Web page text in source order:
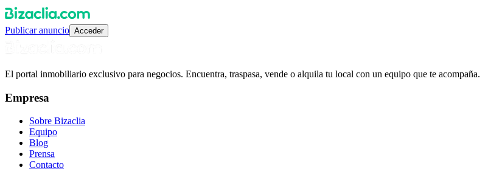
Publicar anuncio Acceder
El portal inmobiliario exclusivo para negocios. Encuentra, traspasa, vende o alquila tu local con un equipo que te acompaña.
Empresa
Sobre Bizaclia
Equipo
Blog
Prensa
Contacto